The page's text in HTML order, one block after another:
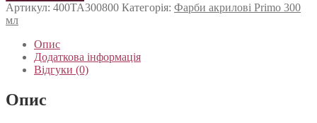
Артикул: 400TA300800 Категорія: Фарби акрилові Primo 300
мл
Опис
Додаткова інформація
Відгуки (0)
Опис